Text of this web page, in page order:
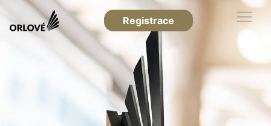
Registrace